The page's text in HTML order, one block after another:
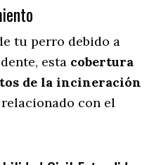
tu perro debido a
esta cobertura
de la incineración
con el